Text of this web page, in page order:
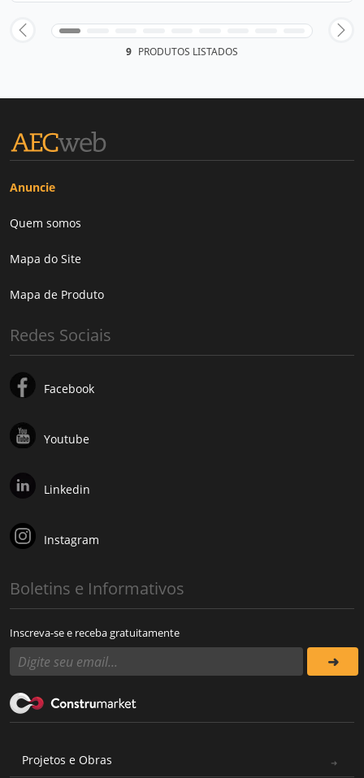
9 PRODUTOS LISTADOS
Anuncie
Quem somos
Mapa do Site
Mapa de Produto
Redes Sociais
Facebook
Youtube
Linkedin
Instagram
Boletins e Informativos
Inscreva-se e receba gratuitamente
Projetos e Obras